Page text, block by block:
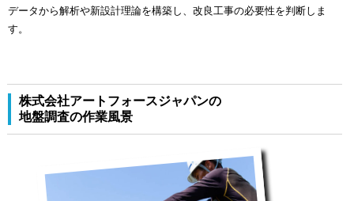
データから解析や新設計理論を構築し、改良工事の必要性を判断しま
す。
株式会社アートフォースジャパンの
地盤調査の作業風景